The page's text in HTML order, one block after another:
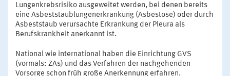
Lungenkrebsrisiko ausgeweitet werden, bei denen bereits
eine Asbeststaublungenerkrankung (Asbestose) oder durch
Asbeststaub verursachte Erkrankung der Pleura als
Berufskrankheit anerkannt ist.
National wie international haben die Einrichtung GVS
(vormals: ZAs) und das Verfahren der nachgehenden
Vorsorge schon früh große Anerkennung erfahren.